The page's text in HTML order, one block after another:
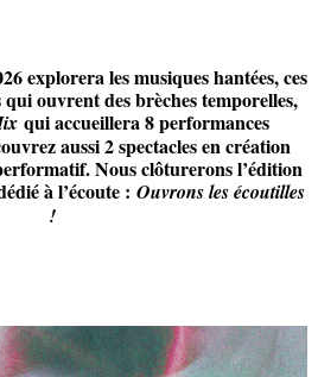
explorera les musiques hantées, ces
ouvrent des brèches temporelles,
qui accueillera 8 performances
aussi 2 spectacles en création
Nous clôturerons l’édition
à l’écoute : Ouvrons les écoutilles
!